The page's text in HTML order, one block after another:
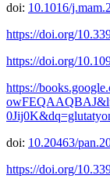
doi: 10.1016/
https://doi.org/
https://doi.org/
https://
doi: 10.20463/
https://doi.org/